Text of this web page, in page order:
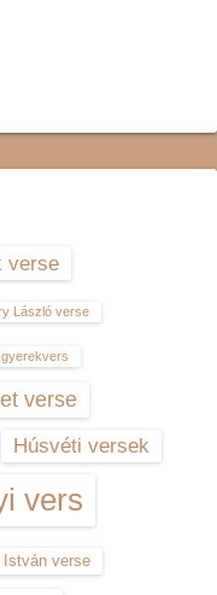
verse
László verse
verse
Húsvéti versek
vers
István verse